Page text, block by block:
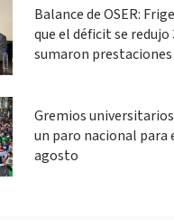
Balance de OSER:
que el déficit se redujo
sumaron prestaciones
Gremios
un paro nacional para
agosto